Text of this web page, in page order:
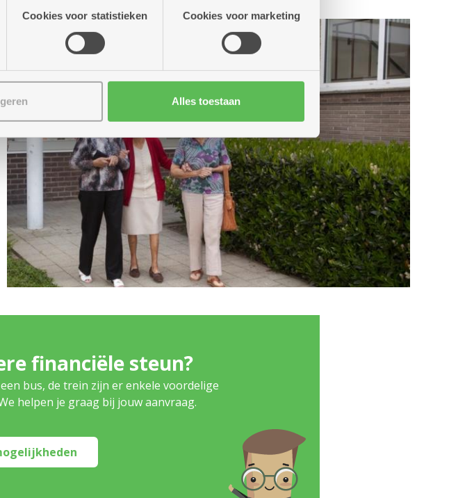
Cookies voor statistieken Cookies voor marketing
Alles toestaan
financiële steun?
bus, de trein zijn er enkele voordelige
helpen je graag bij jouw aanvraag.